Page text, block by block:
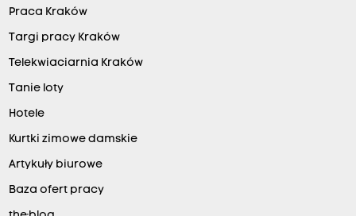
Praca Kraków
Targi pracy Kraków
Telekwiaciarnia Kraków
Tanie loty
Hotele
Kurtki zimowe damskie
Artykuły biurowe
Baza ofert pracy